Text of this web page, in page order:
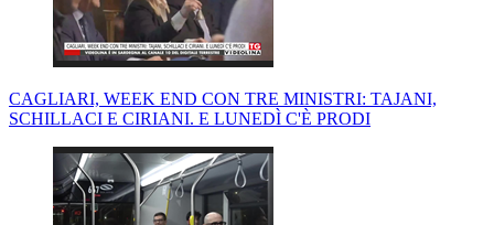
CAGLIARI, WEEK END CON TRE MINISTRI: TAJANI,
SCHILLACI E CIRIANI. E LUNEDÌ C'È PRODI